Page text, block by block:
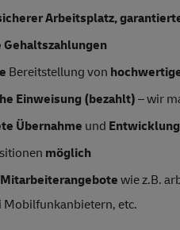
Arbeitsplatz,
Bereitstellung von
Einweisung (bezahlt)– wir
Übernahme und
möglich
wie z.B.
Mobilfunkanbietern, etc.